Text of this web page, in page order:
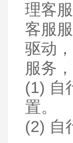
理客
客服
驱动
服务
(1) 自
置。
(2) 自